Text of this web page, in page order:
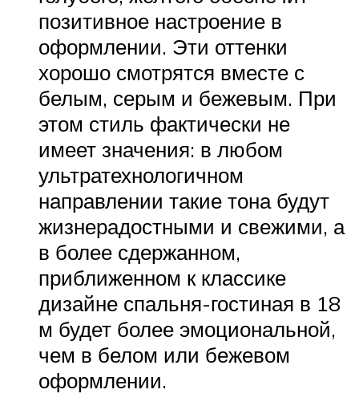
позитивное настроение в
оформлении. Эти оттенки
хорошо смотрятся вместе с
белым, серым и бежевым. При
этом стиль фактически не
имеет значения: в любом
ультратехнологичном
направлении такие тона будут
жизнерадостными и свежими, а
в более сдержанном,
приближенном к классике
дизайне спальня-гостиная в 18
м будет более эмоциональной,
чем в белом или бежевом
оформлении.